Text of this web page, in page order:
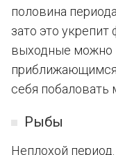
половина
зато это
выходные можно
приближающимся
себя побаловать
Рыбы
Неплохой